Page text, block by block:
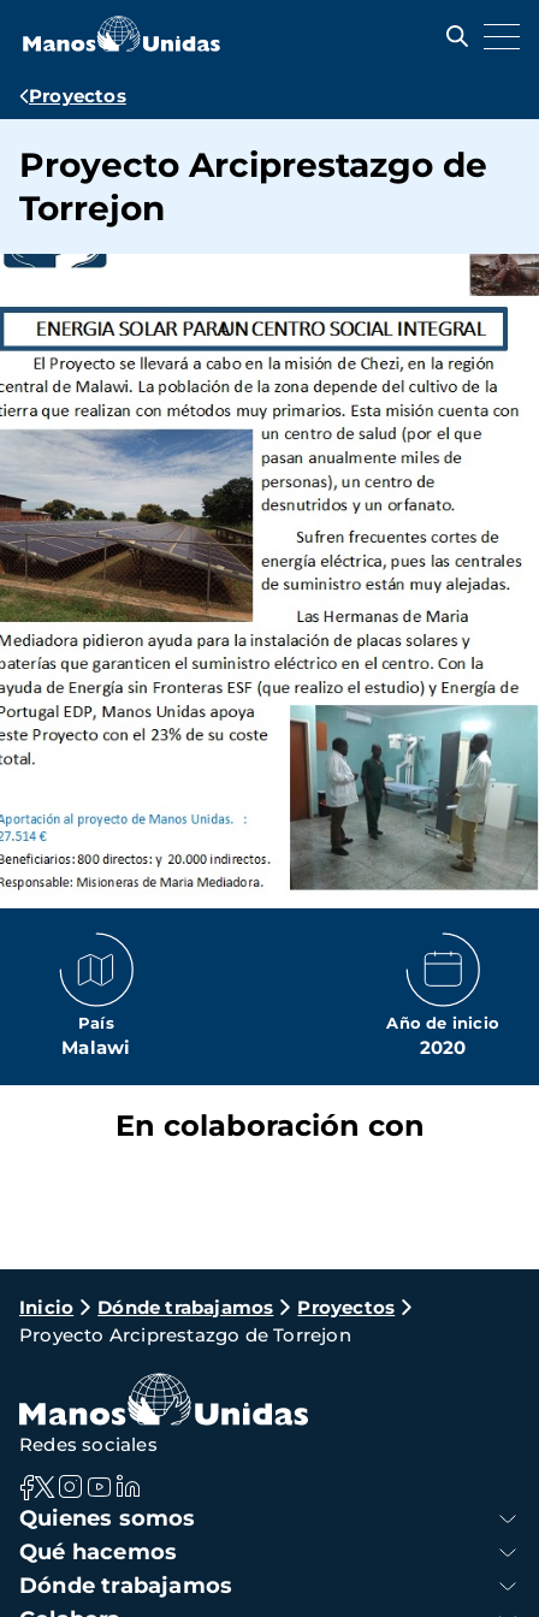
contenido
Ruta
navegación
Proyectos
Proyecto Arciprestazgo de
Torrejon
País
Malawi
Año de inicio
2020
En colaboración con
Ruta
de
navegación
Inicio Dónde trabajamos
Proyectos
Proyecto Arciprestazgo de Torrejon
Navegación
principal
Quienes somos
Qué hacemos
Dónde trabajamos
Redes sociales